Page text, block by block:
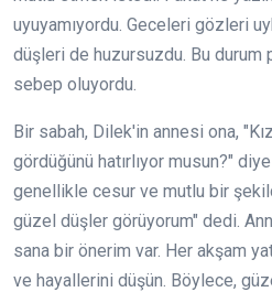
uyuyamıyordu. Geceleri gözleri
düşleri de huzursuzdu. Bu
sebep oluyordu.
Bir sabah, Dilek'in annesi ona,
gördüğünü hatırlıyor musun?"
genellikle cesur ve mutlu bir
güzel düşler görüyorum" dedi.
sana bir önerim var. Her akşam
ve hayallerini düşün. Böylece,